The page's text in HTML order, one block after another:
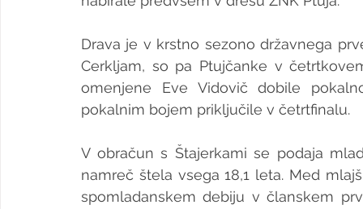
Drava je v krstno sezono državnega
Cerkljam, so pa Ptujčanke v
omenjene Eve Vidovič dobile
pokalnim bojem priključile v četrtfinalu.
V obračun s Štajerkami se podaja
namreč štela vsega 18,1 leta. Med
spomladanskem debiju v članskem